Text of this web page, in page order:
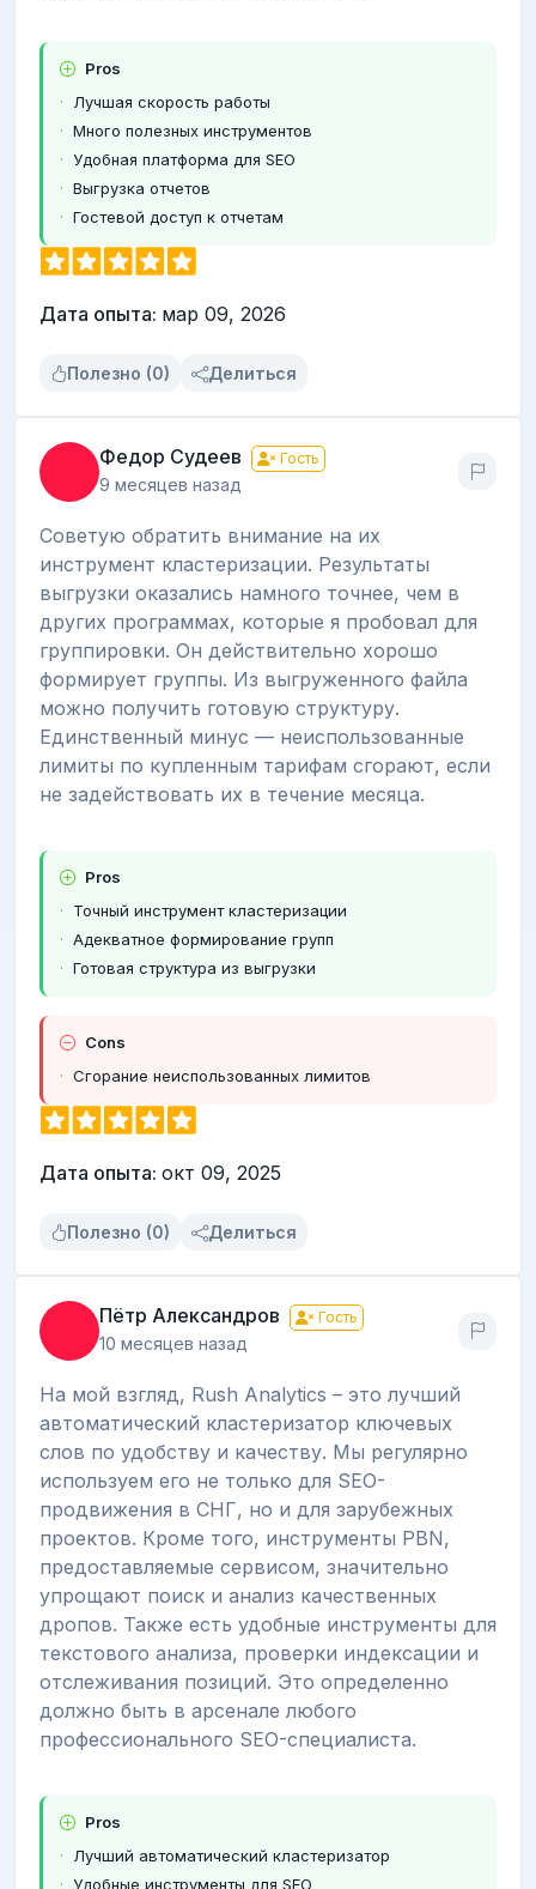
Pros
Лучшая скорость работы
Много полезных инструментов
Удобная платформа для SEO
Выгрузка отчетов
Гостевой доступ к отчетам
Дата опыта: мар 09, 2026
Полезно (0) Делиться
Федор Судеев Гость
9 месяцев назад
Советую обратить внимание на их
инструмент кластеризации. Результаты
выгрузки оказались намного точнее, чем в
других программах, которые я пробовал для
группировки. Он действительно хорошо
формирует группы. Из выгруженного файла
можно получить готовую структуру.
Единственный минус — неиспользованные
лимиты по купленным тарифам сгорают, если
не задействовать их в течение месяца.
Pros
Точный инструмент кластеризации
Адекватное формирование групп
Готовая структура из выгрузки
Cons
Сгорание неиспользованных лимитов
Дата опыта: окт 09, 2025
Полезно (0) Делиться
Пётр Александров Гость
10 месяцев назад
На мой взгляд, Rush Analytics – это лучший
автоматический кластеризатор ключевых
слов по удобству и качеству. Мы регулярно
используем его не только для SEO-
продвижения в СНГ, но и для зарубежных
проектов. Кроме того, инструменты PBN,
предоставляемые сервисом, значительно
упрощают поиск и анализ качественных
дропов. Также есть удобные инструменты для
текстового анализа, проверки индексации и
отслеживания позиций. Это определенно
должно быть в арсенале любого
профессионального SEO-специалиста.
Pros
Лучший автоматический кластеризатор
Удобные инструменты для SEO